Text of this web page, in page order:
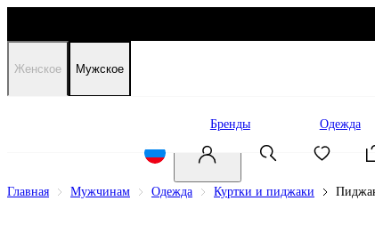
Женское Мужское
Бренды Одежда
Главная Мужчинам Одежда Куртки и пиджаки